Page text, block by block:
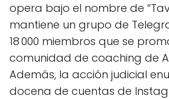
opera bajo el nombre de
mantiene un grupo de
18 000 miembros que se
comunidad de coaching de AI
Además, la acción judicial
docena de cuentas de